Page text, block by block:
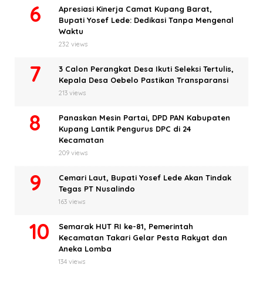
Apresiasi Kinerja Camat Kupang Barat,
Bupati Yosef Lede: Dedikasi Tanpa Mengenal
Waktu
232 views
3 Calon Perangkat Desa Ikuti Seleksi Tertulis,
Kepala Desa Oebelo Pastikan Transparansi
213 views
Panaskan Mesin Partai, DPD PAN Kabupaten
Kupang Lantik Pengurus DPC di 24
Kecamatan
209 views
Cemari Laut, Bupati Yosef Lede Akan Tindak
Tegas PT Nusalindo
163 views
Semarak HUT RI ke-81, Pemerintah
Kecamatan Takari Gelar Pesta Rakyat dan
Aneka Lomba
134 views